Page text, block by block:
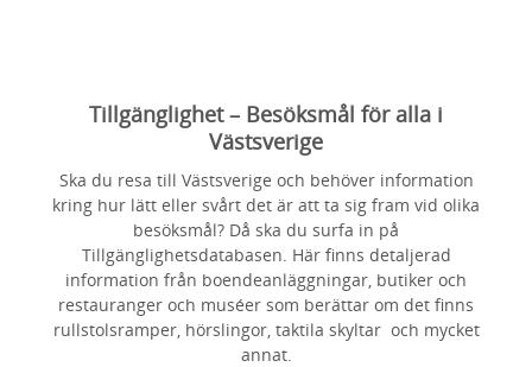
Tillgänglighet – Besöksmål för alla i
Västsverige
Ska du resa till Västsverige och behöver information
kring hur lätt eller svårt det är att ta sig fram vid olika
besöksmål? Då ska du surfa in på
Tillgänglighetsdatabasen. Här finns detaljerad
information från boendeanläggningar, butiker och
restauranger och muséer som berättar om det finns
rullstolsramper, hörslingor, taktila skyltar och mycket
annat.